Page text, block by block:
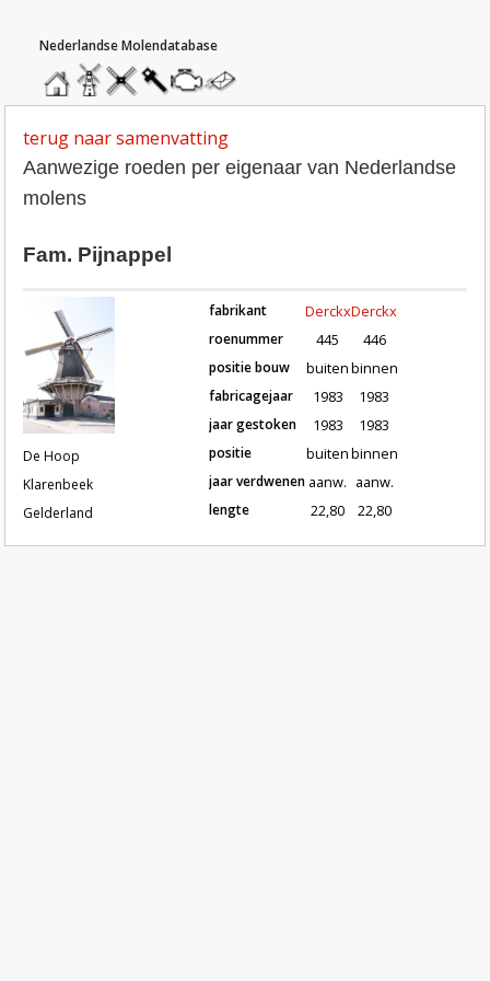
homemolendatabase
roedendatabase
assendatabase
motorendatabase
stuur
een
terug naar samenvatting
Aanwezige roeden per eigenaar van Nederlandse
molens
Fam. Pijnappel
De Hoop
Klarenbeek
Gelderland
Roeden van molen De Hoop in
fabrikant
roenummer
positie bouw
fabricagejaar
jaar gestoken
positie
jaar verdwenen
lengte
Derckx
445
buiten
1983
1983
buiten
aanw.
22,80
Derckx
446
binnen
1983
1983
binnen
aanw.
22,80